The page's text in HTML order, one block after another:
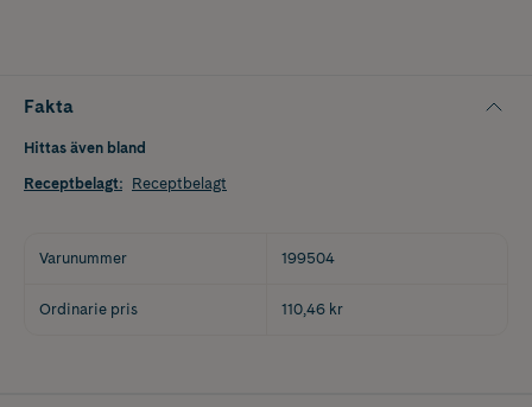
Fakta
Hittas även bland
Receptbelagt: Receptbelagt
Varunummer 199504
Ordinarie pris 110,46 kr